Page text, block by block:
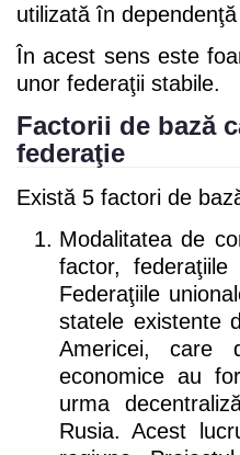
utilizată în
În acest sens este
unor federaţii stabile.
Factorii de bază
federaţie
Există 5 factori de
Modalitatea de
factor,
Federaţiile
statele existente
Americei, care
economice au
urma
Rusia. Acest